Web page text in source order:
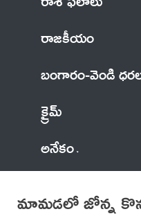
రాజకీయం
బంగారం-వెండి
క్రైమ్
అనేకం
మామడలో జోన్న